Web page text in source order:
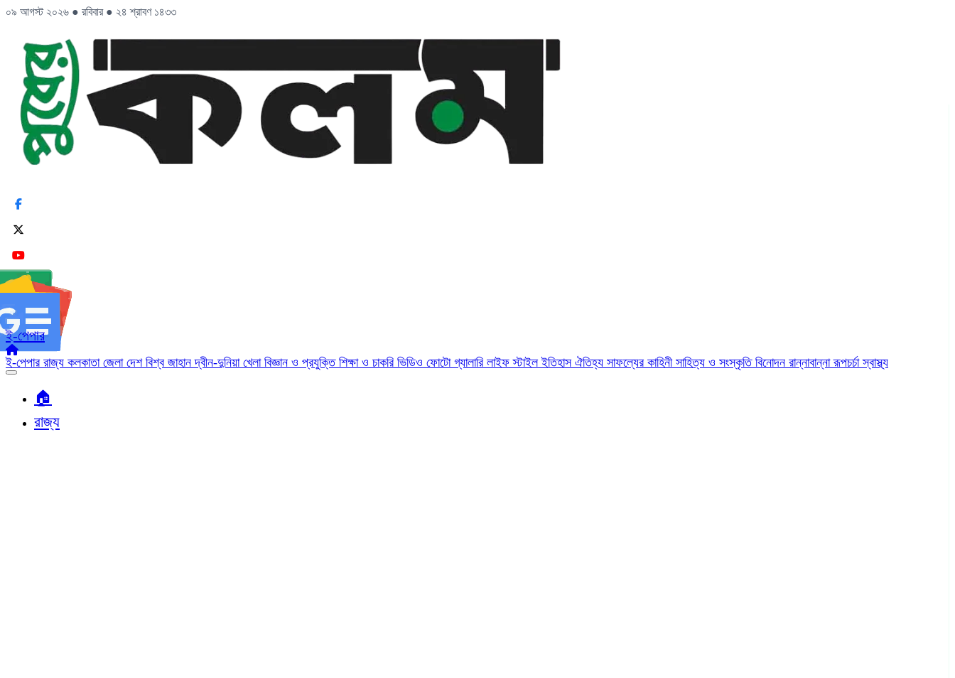
০৯ আগস্ট ২০২৬ ● রবিবার ● ২৪ শ্রাবণ ১৪৩৩
ই-পেপার
ই-পেপার রাজ্য কলকাতা জেলা দেশ বিশ্ব জাহানদ্বীন-দুনিয়া খেলা বিজ্ঞান ও প্রযুক্তি শিক্ষা ও চাকরি ভিডিও ফোটো গ্যালারি লাইফ স্টাইলইতিহাস ঐতিহ্য সাফল্যের কাহিনী সাহিত্য ও সংস্কৃতি বিনোদন রান্নাবান্নারূপচর্চাস্বাস্থ্য
🏠︎
রাজ্য